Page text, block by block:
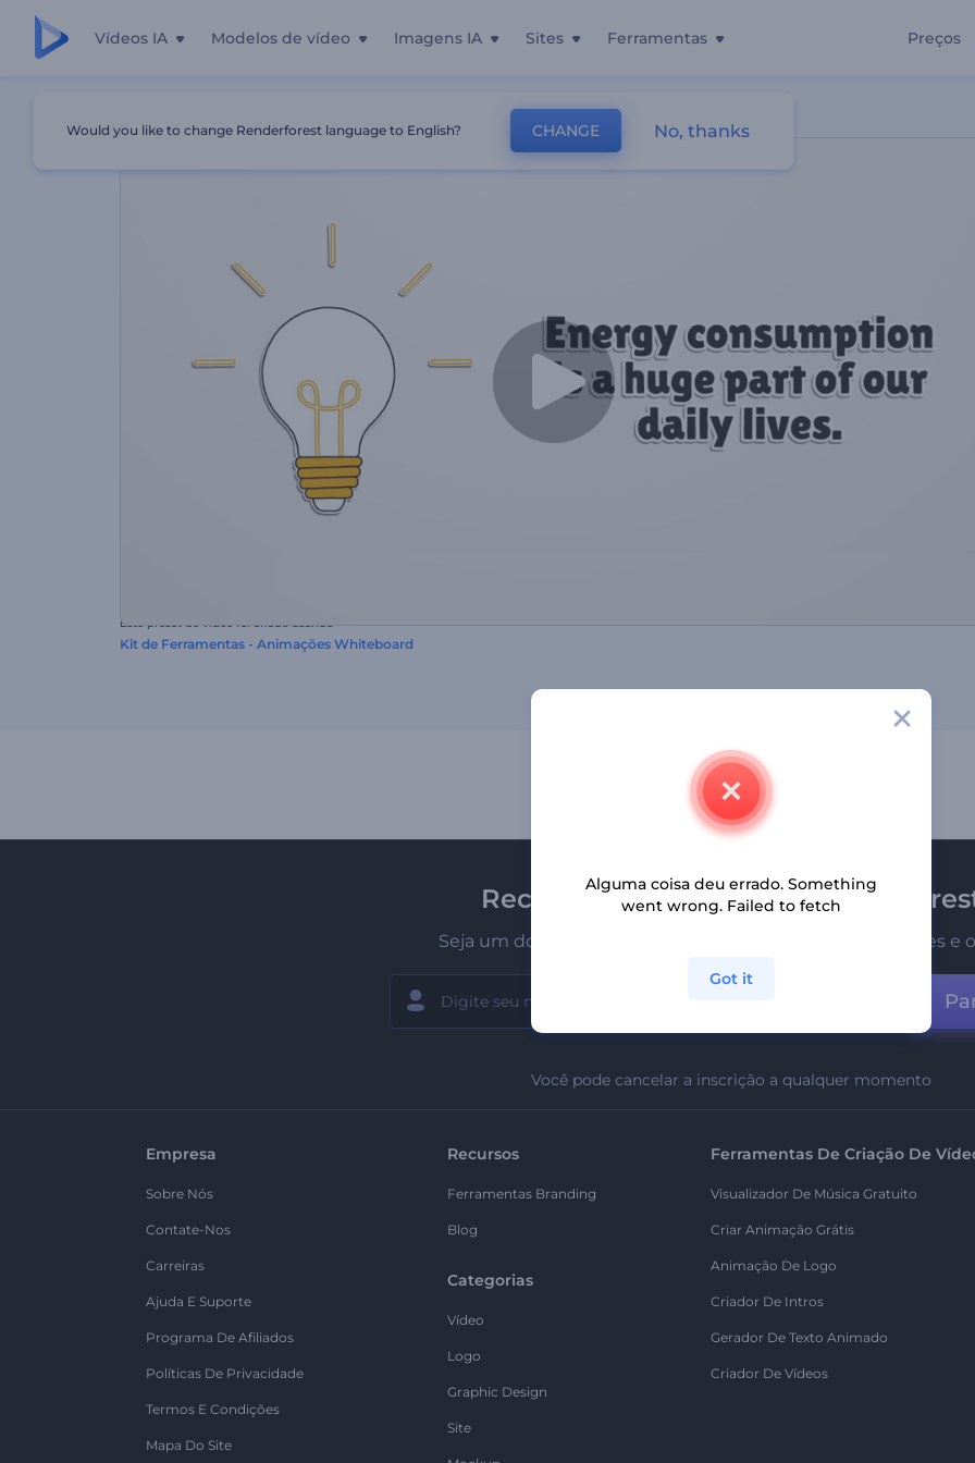
Vídeos IA Modelos de vídeo Imagens IA Sites Ferramentas Preços
Este preset de vídeo foi criado usando
Kit de Ferramentas - Animações Whiteboard
Receba a newsletter da
Seja um dos primeiros a receber nossas últimas novidades e
Você pode cancelar a inscrição a qualquer momento
Empresa
Sobre Nós
Contate-Nos
Carreiras
Ajuda E Suporte
Programa De Afiliados
Políticas De Privacidade
Termos E Condições
Mapa Do Site
Recursos
Ferramentas Branding
Blog
Categorias
Vídeo
Logo
Graphic Design
Site
Ferramentas De Criação De
Visualizador De Música Gratuito
Criar Animação Grátis
Animação De Logo
Criador De Intros
Gerador De Texto Animado
Criador De Vídeos
Would you like to change Renderforest language to English? CHANGE No, thanks
Alguma coisa deu errado. Something
went wrong. Failed to fetch
Got it